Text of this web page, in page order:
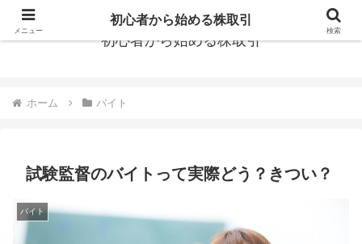
初心者から始める株取引
ホーム バイト
試験監督のバイトって実際どう？きつい？
バイト
メニュー
初心者から始める株取引
検索